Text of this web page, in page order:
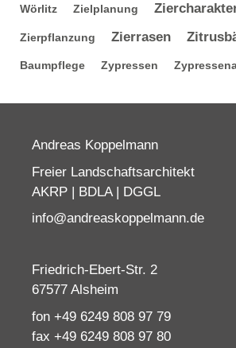
Wörlitz Zielplanung
Zierpflanzung Zierrasen
Baumpflege Zypressen
Andreas Koppelmann
Freier Landschaftsarchitekt
AKRP | BDLA | DGGL
info@andreaskoppelmann.de
Friedrich-Ebert-Str. 2
67577 Alsheim
fon +49 6249 808 97 79
fax +49 6249 808 97 80